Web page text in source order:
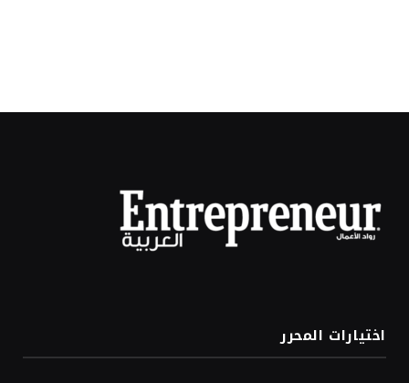
اختيارات المحرر